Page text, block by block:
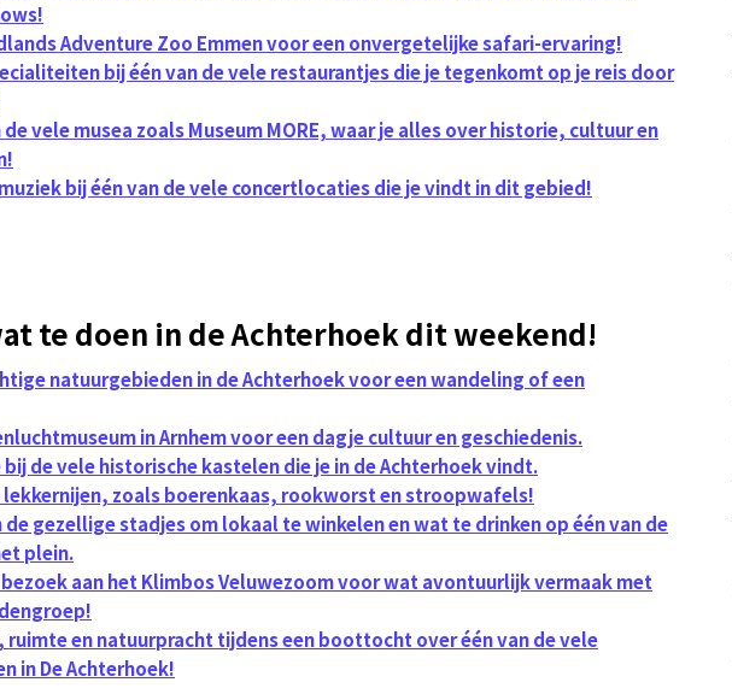
Adventure Zoo Emmen voor een onvergetelijke safari-ervaring!
bij één van de vele restaurantjes die je tegenkomt op je reis door
de vele musea zoals Museum MORE, waar je alles over historie, cultuur en
bij één van de vele concertlocaties die je vindt in dit gebied!
te doen in de Achterhoek dit weekend!
natuurgebieden in de Achterhoek voor een wandeling of een
in Arnhem voor een dagje cultuur en geschiedenis.
bij de vele historische kastelen die je in de Achterhoek vindt.
zoals boerenkaas, rookworst en stroopwafels!
de gezellige stadjes om lokaal te winkelen en wat te drinken op één van de
plein.
bezoek aan het Klimbos Veluwezoom voor wat avontuurlijk vermaak met
ruimte en natuurpracht tijdens een boottocht over één van de vele
in De Achterhoek!